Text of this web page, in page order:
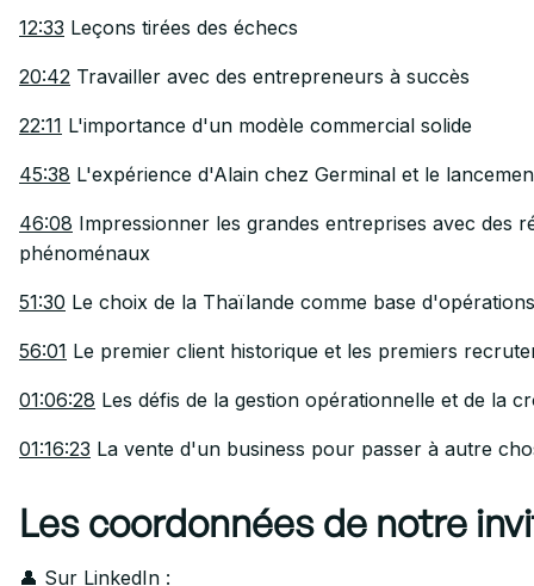
12:33 Leçons tirées des échecs
20:42 Travailler avec des entrepreneurs à succès
22:11 L'importance d'un modèle commercial solide
45:38 L'expérience d'Alain chez Germinal et le
46:08 Impressionner les grandes entreprises avec des
phénoménaux
51:30 Le choix de la Thaïlande comme base d'opérations
56:01 Le premier client historique et les premiers
01:06:28 Les défis de la gestion opérationnelle et de la
01:16:23 La vente d'un business pour passer à autre
Les coordonnées de notre
👤 Sur LinkedIn :